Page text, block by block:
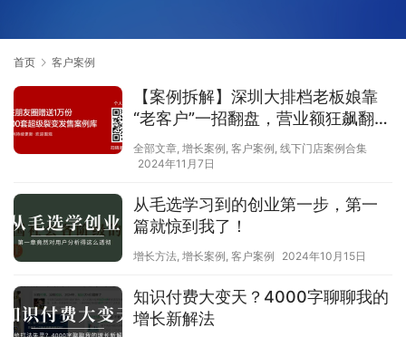
首页 客户案例
【案例拆解】深圳大排档老板娘靠
“老客户”一招翻盘，营业额狂飙翻
倍，8点后爆满停单！
全部文章, 增长案例, 客户案例, 线下门店案例合集
2024年11月7日
从毛选学习到的创业第一步​，第一
篇就惊到我了！
增长方法, 增长案例, 客户案例 2024年10月15日
知识付费大变天？4000字聊聊我的
增长新解法